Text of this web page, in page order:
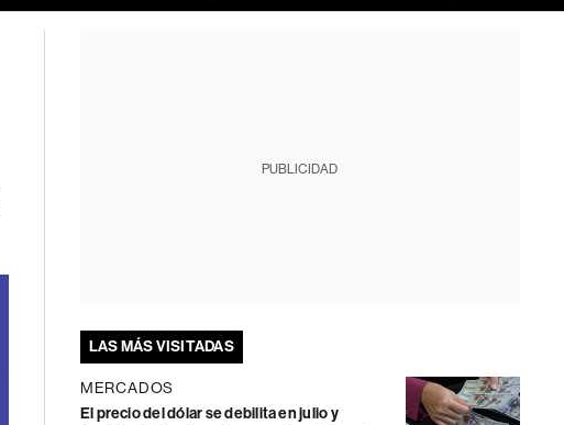
PUBLICIDAD
LAS MÁS VISITADAS
MERCADOS
El precio del dólar se debilita en julio y